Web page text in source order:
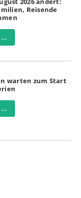
Reisende
...
warten zum Start
...